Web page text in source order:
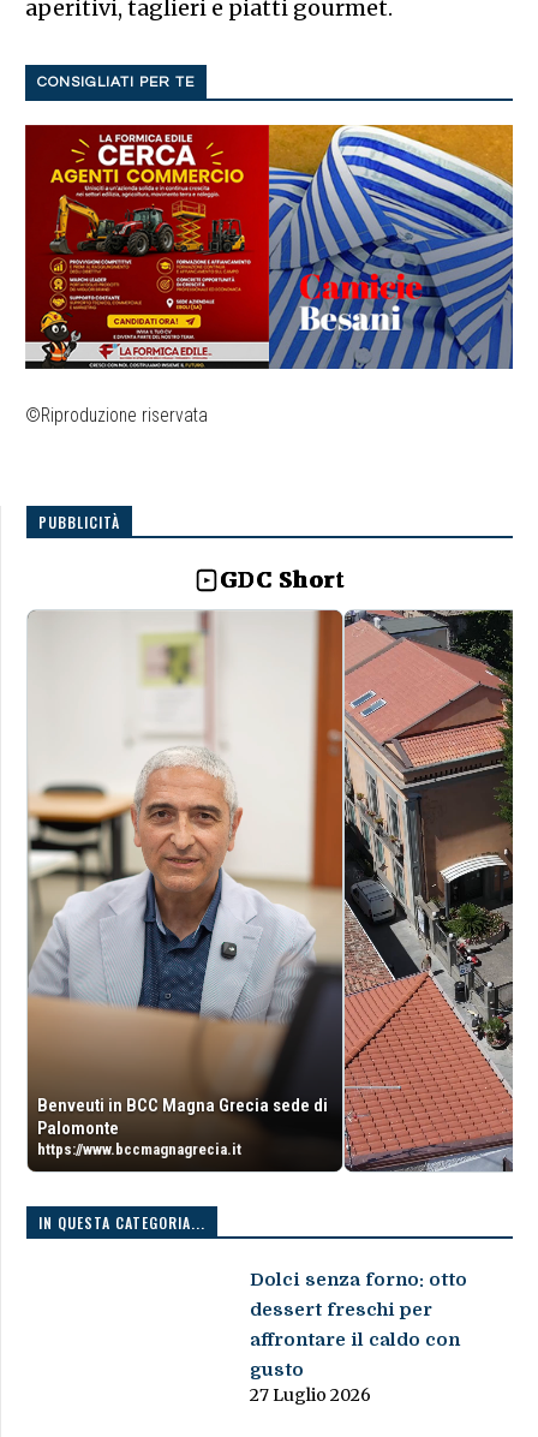
aperitivi, taglieri e piatti gourmet.
CONSIGLIATI PER TE
©Riproduzione riservata
PUBBLICITÀ
GDC Short
Benveuti in BCC Magna Grecia sede di
Palomonte
https://www.bccmagnagrecia.it
IN QUESTA CATEGORIA...
Dolci senza forno: otto
dessert freschi per
affrontare il caldo con
gusto
27 Luglio 2026